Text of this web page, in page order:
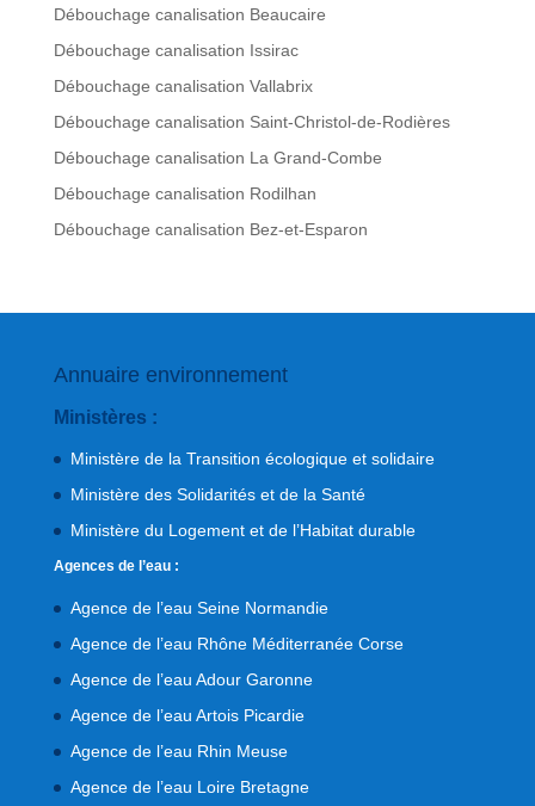
Débouchage canalisation Beaucaire
Débouchage canalisation Issirac
Débouchage canalisation Vallabrix
Débouchage canalisation Saint-Christol-de-Rodières
Débouchage canalisation La Grand-Combe
Débouchage canalisation Rodilhan
Débouchage canalisation Bez-et-Esparon
Annuaire environnement
Ministères :
Ministère de la Transition écologique et solidaire
Ministère des Solidarités et de la Santé
Ministère du Logement et de l’Habitat durable
Agences de l’eau :
Agence de l’eau Seine Normandie
Agence de l’eau Rhône Méditerranée Corse
Agence de l’eau Adour Garonne
Agence de l’eau Artois Picardie
Agence de l’eau Rhin Meuse
Agence de l’eau Loire Bretagne